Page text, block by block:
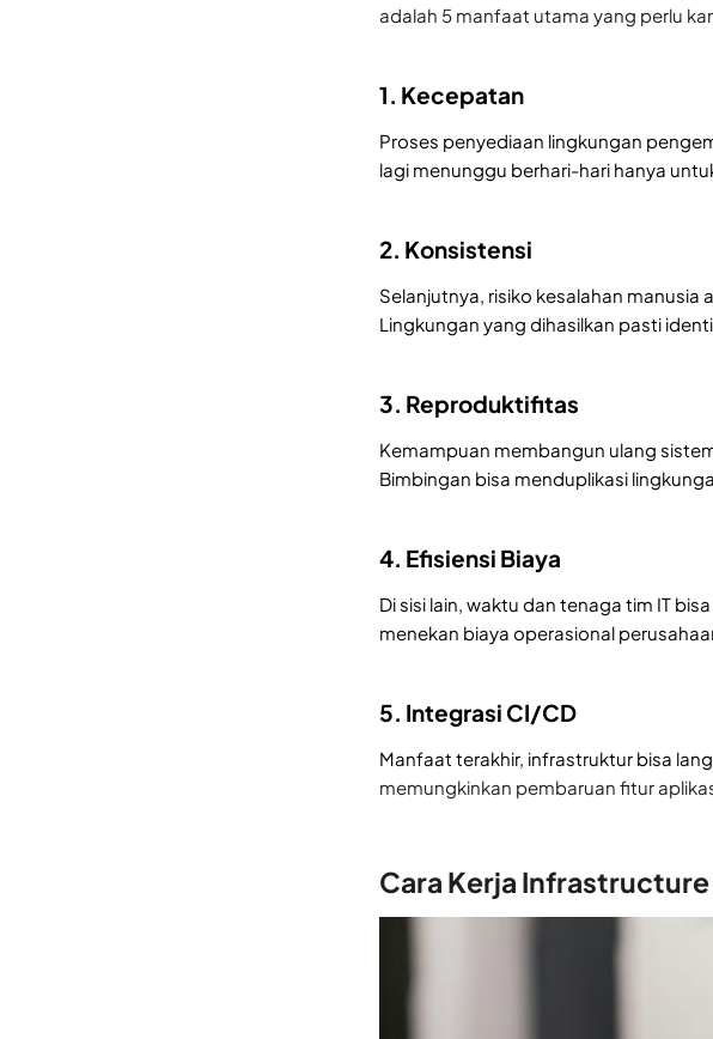
adalah 5 manfaat utama yang perlu
1. Kecepatan
Proses penyediaan lingkungan
lagi menunggu berhari-hari hanya
2. Konsistensi
Selanjutnya, risiko kesalahan
Lingkungan yang dihasilkan pasti
3. Reproduktifitas
Kemampuan membangun ulang
Bimbingan bisa menduplikasi
4. Efisiensi Biaya
Di sisi lain, waktu dan tenaga tim IT
menekan biaya operasional
5. Integrasi CI/CD
Manfaat terakhir, infrastruktur bisa
memungkinkan pembaruan fitur
Cara Kerja